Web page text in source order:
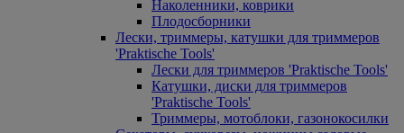
Наколенники, коврики
Плодосборники
Лески, триммеры, катушки для триммеров
'Praktische Tools'
Лески для триммеров 'Praktische Tools'
Катушки, диски для триммеров
'Praktische Tools'
Триммеры, мотоблоки, газонокосилки